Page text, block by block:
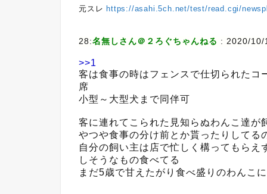
元スレ https://asahi.5ch.net/test/read.cgi/
28:名無しさん＠２ろぐちゃんねる : 2020/10/
>>1
客は食事の時はフェンスで仕切られたコ
席
小型～大型犬まで同伴可
客に連れてこられた見知らぬわんこ達が
やつや食事の分け前とか貰ったりしてる
自分の飼い主は店で忙しく構ってもら
しそうなもの食べてる
まだ5歳で甘えたがり食べ盛りのわんこ